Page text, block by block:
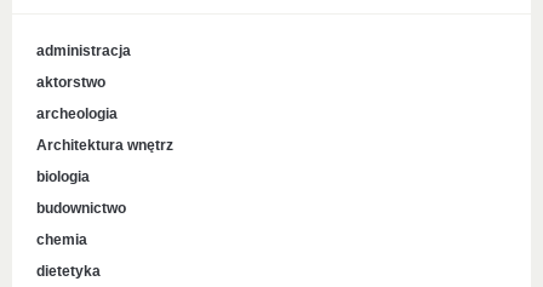
administracja
aktorstwo
archeologia
Architektura wnętrz
biologia
budownictwo
chemia
dietetyka